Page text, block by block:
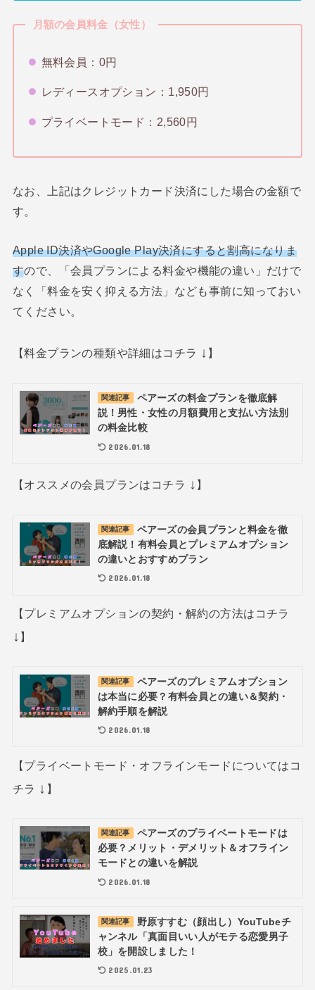
月額の会員料金（女性）
無料会員：0円
レディースオプション：1,950円
プライベートモード：2,560円
なお、上記はクレジットカード決済にした場合の金額で
す。
Apple ID決済やGoogle Play決済にすると割高になりま
すので、「会員プランによる料金や機能の違い」だけで
なく「料金を安く抑える方法」なども事前に知っておい
てください。
【料金プランの種類や詳細はコチラ ↓ 】
関連記事
ペアーズの料金プランを徹底解
説！男性・女性の月額費用と支払い方法別
の料金比較
2026.01.18
【オススメの会員プランはコチラ ↓ 】
関連記事
ペアーズの会員プランと料金を徹
底解説！有料会員とプレミアムオプション
の違いとおすすめプラン
2026.01.18
【プレミアムオプションの契約・解約の方法はコチラ
↓ 】
関連記事
ペアーズのプレミアムオプション
は本当に必要？有料会員との違い＆契約・
解約手順を解説
2026.01.18
【プライベートモード・オフラインモードについてはコ
チラ ↓ 】
関連記事
ペアーズのプライベートモードは
必要？メリット・デメリット＆オフライン
モードとの違いを解説
2026.01.18
関連記事
野原すすむ（顔出し）YouTubeチ
ャンネル「真面目いい人がモテる恋愛男子
校」を開設しました！
2025.01.23